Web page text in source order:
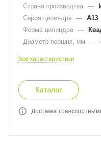
Страна производтва —
Серия цилиндра — A13
Форма цилиндра —
Диаметр поршня, мм
—
Все характеристики
Каталог
Доставка